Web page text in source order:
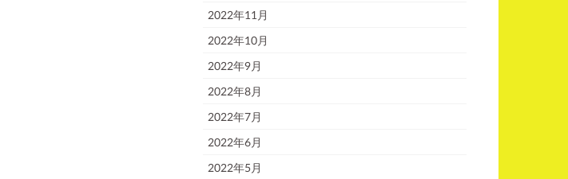
2022年11月
2022年10月
2022年9月
2022年8月
2022年7月
2022年6月
2022年5月